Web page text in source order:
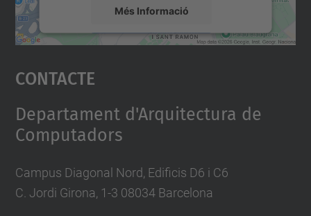
Més Informació
Accepta
powered by
Contacte
Departament d'Arquitectura de
Computadors
Campus Diagonal Nord, Edificis D6 i C6
C. Jordi Girona, 1-3 08034 Barcelona